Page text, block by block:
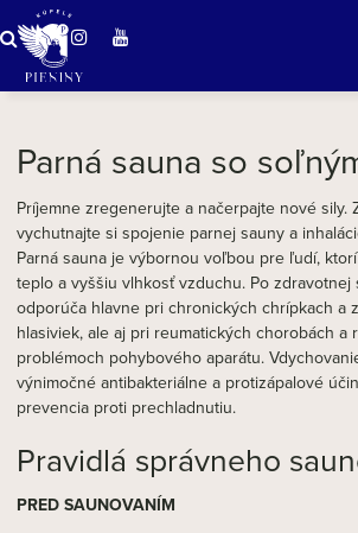
Parná sauna so
Príjemne zregenerujte a načerpajte nové sily.
vychutnajte si spojenie parnej sauny a
Parná sauna je výbornou voľbou pre ľudí,
teplo a vyššiu vlhkosť vzduchu. Po zdravotnej
odporúča hlavne pri chronických chrípkach a
hlasiviek, ale aj pri reumatických chorobách a
problémoch pohybového aparátu.
výnimočné antibakteriálne a protizápalové
prevencia proti prechladnutiu.
Pravidlá správneho
PRED SAUNOVANÍM